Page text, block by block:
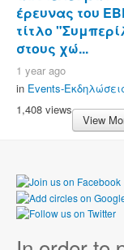
έρευνας του
τίτλο
στους χώ...
1 year ago
in Events-
1,408 views
View